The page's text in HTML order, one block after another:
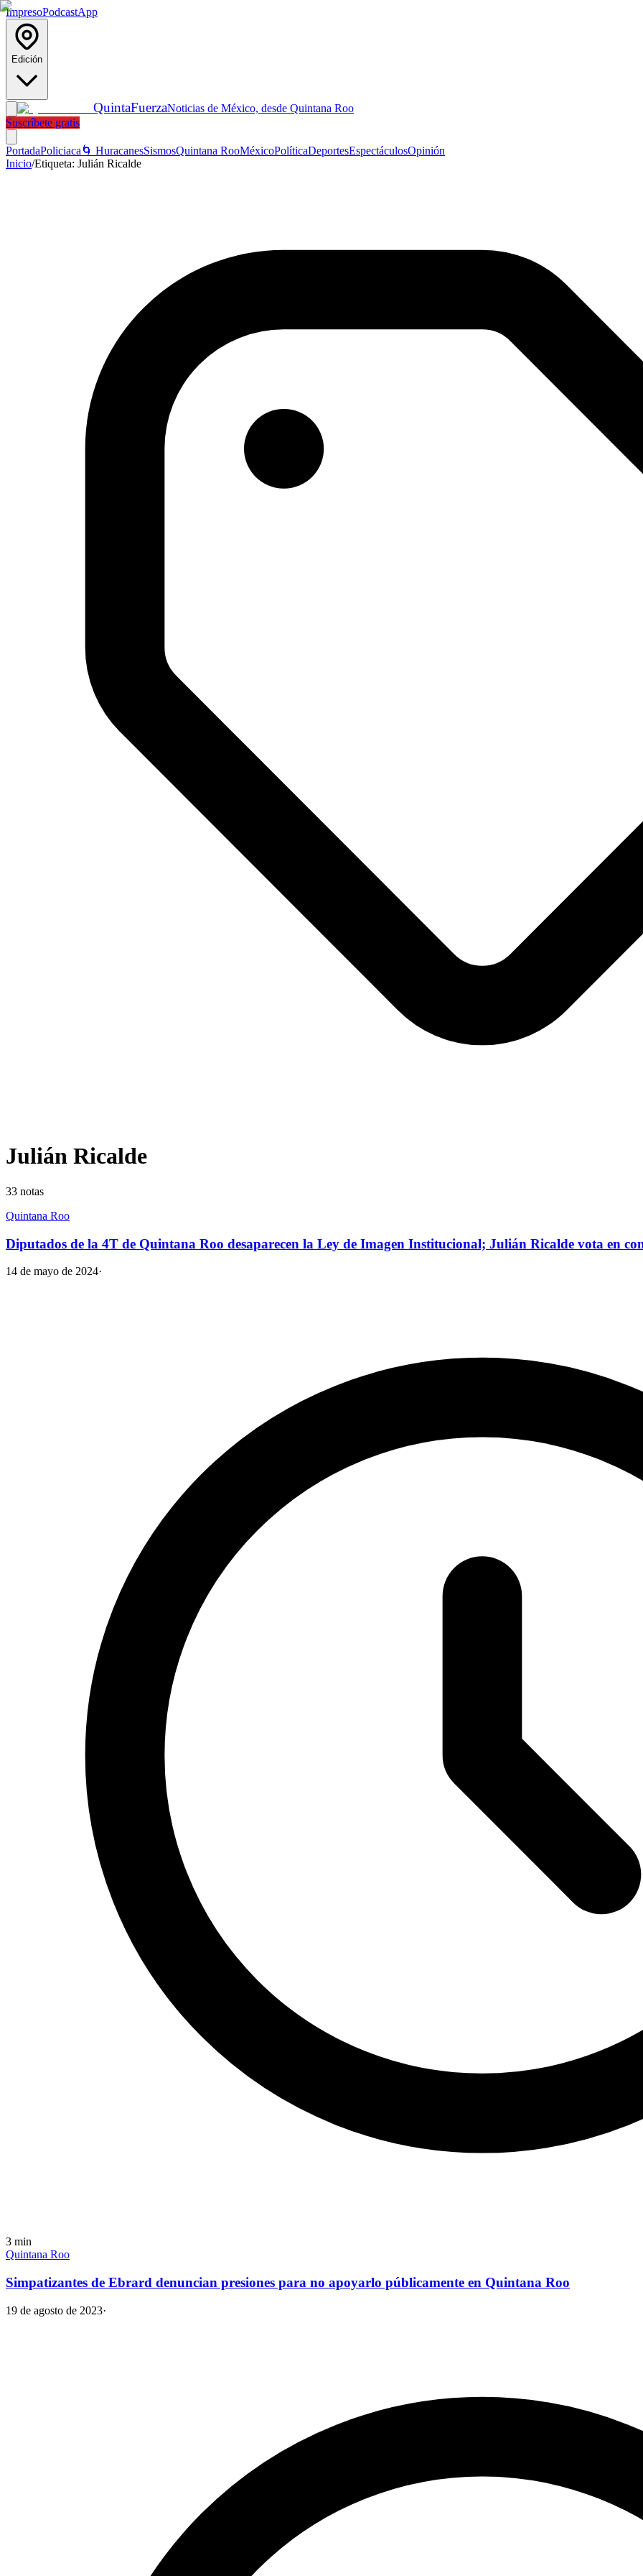
ImpresoPodcastApp
Edición
QuintaFuerzaNoticias de México, desde Quintana Roo
Suscríbete gratis
PortadaPoliciaca 🌀 HuracanesSismosQuintana RooMéxicoPolíticaDeportesEspectáculosOpinión
Inicio/Etiqueta: Julián Ricalde
Julián Ricalde
33 notas
Quintana Roo
Diputados de la 4T de Quintana Roo desaparecen la Ley de Imagen Institucional; Julián Ricalde vota en
14 de mayo de 2024·
3 min
Quintana Roo
Simpatizantes de Ebrard denuncian presiones para no apoyarlo públicamente en Quintana Roo
19 de agosto de 2023·